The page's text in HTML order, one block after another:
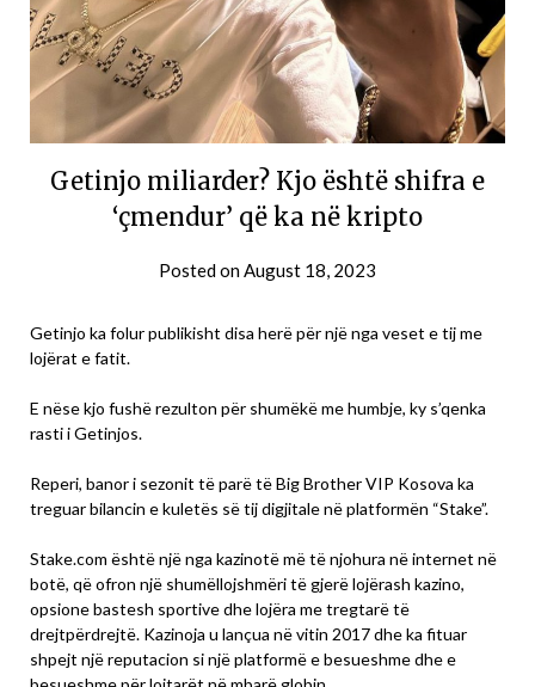
Getinjo miliarder? Kjo është shifra e
‘çmendur’ që ka në kripto
Posted onAugust 18, 2023
Getinjo ka folur publikisht disa herë për një nga veset e tij me
lojërat e fatit.
E nëse kjo fushë rezulton për shumëkë me humbje, ky s’qenka
rasti i Getinjos.
Reperi, banor i sezonit të parë të Big Brother VIP Kosova ka
treguar bilancin e kuletës së tij digjitale në platformën “Stake”.
Stake.com është një nga kazinotë më të njohura në internet në
botë, që ofron një shumëllojshmëri të gjerë lojërash kazino,
opsione bastesh sportive dhe lojëra me tregtarë të
drejtpërdrejtë. Kazinoja u lançua në vitin 2017 dhe ka fituar
shpejt një reputacion si një platformë e besueshme dhe e